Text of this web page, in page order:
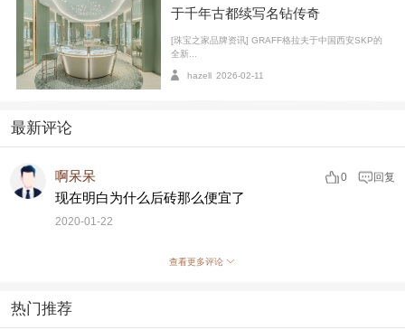
首先我们需要明确的一点是，奶油钻属于天然钻
石，但是是属于品质比较差的种类。
如同所有天然钻一
样，奶油钻也有内含物。但这种白色云雾状（cloud）的
内含物，使整颗钻石就像被涂上一层奶油，看起来非常
虽然这些白雾
于千年古都续写名钻传奇
[珠宝之家品牌资讯] GRAFF格拉夫于中国西安SKP的
全新...
hazell 2026-02-11
最新评论
啊呆呆 0 回复
现在明白为什么后砖那么便宜了
2020-01-22
查看更多评论
热门推荐